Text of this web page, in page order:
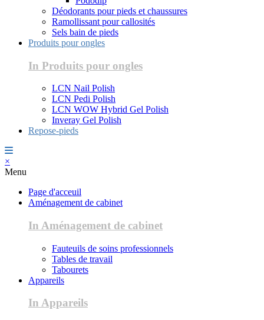
Déodorants pour pieds et chaussures
Ramollissant pour callosités
Sels bain de pieds
Produits pour ongles
In Produits pour ongles
LCN Nail Polish
LCN Pedi Polish
LCN WOW Hybrid Gel Polish
Inveray Gel Polish
Repose-pieds
×
Menu
Page d'acceuil
Aménagement de cabinet
In Aménagement de cabinet
Fauteuils de soins professionnels
Tables de travail
Tabourets
Appareils
In Appareils